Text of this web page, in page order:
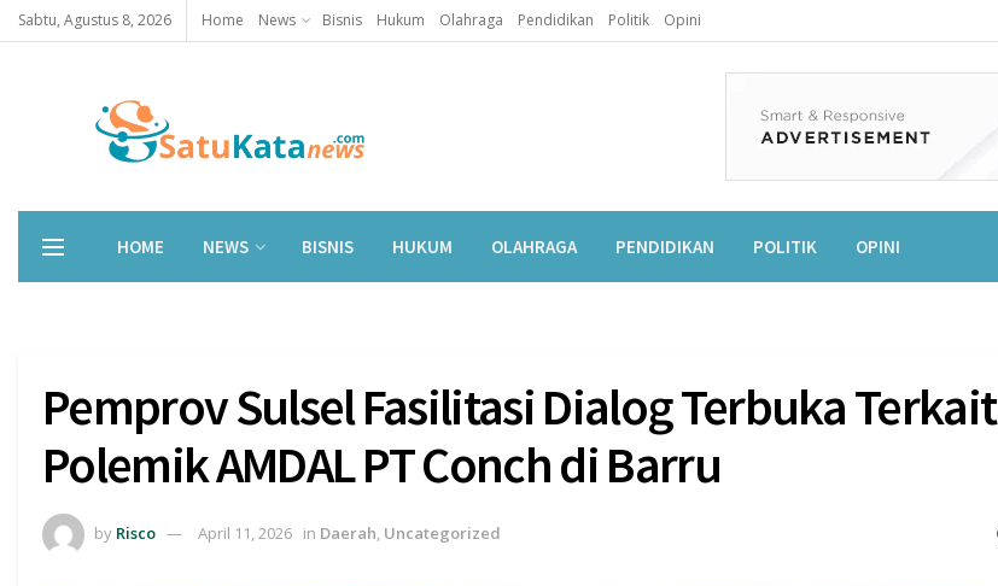
Sabtu, Agustus 8, 2026 Home News Bisnis Hukum Olahraga Pendidikan Politik Opini
HOME NEWS BISNIS HUKUM OLAHRAGA PENDIDIKAN POLITIK OPINI
Pemprov Sulsel Fasilitasi Dialog Terbuka Terkait
Polemik AMDAL PT Conch di Barru
by Risco April 11, 2026 in Daerah, Uncategorized